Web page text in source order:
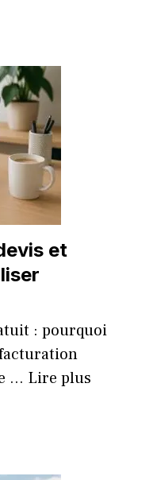
et
: pourquoi
... Lire plus